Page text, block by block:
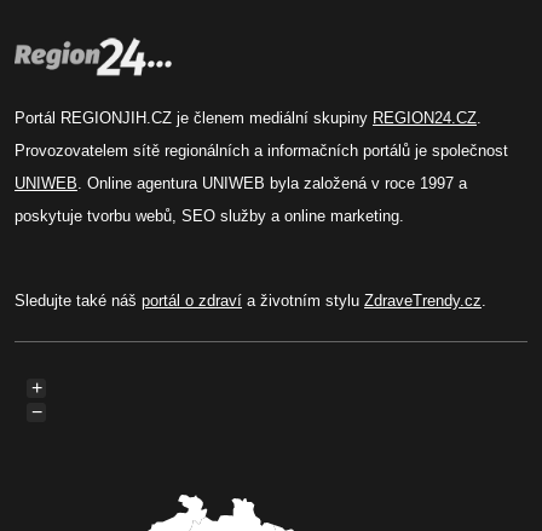
Portál REGIONJIH.CZ je členem mediální skupiny REGION24.CZ.
Provozovatelem sítě regionálních a informačních portálů je společnost
UNIWEB. Online agentura UNIWEB byla založená v roce 1997 a
poskytuje tvorbu webů, SEO služby a online marketing.
Sledujte také náš portál o zdraví a životním stylu ZdraveTrendy.cz.
+
−